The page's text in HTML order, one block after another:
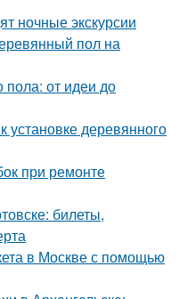
ночные экскурсии
пол на
от идеи до
деревянного
при ремонте
билеты,
в Москве с помощью